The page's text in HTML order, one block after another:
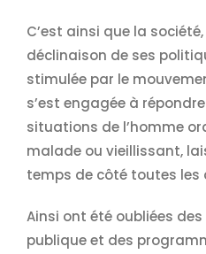
C’est ainsi que la
déclinaison de ses
stimulée par le
s’est engagée à
situations de l’homme
malade ou vieillissant,
temps de côté toutes
Ainsi ont été oubliées
publique et des